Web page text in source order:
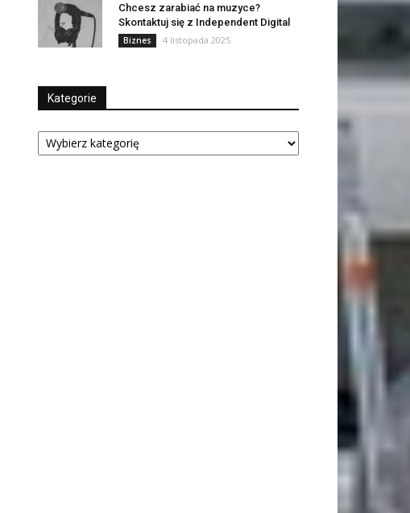
Chcesz zarabiać na muzyce?
Skontaktuj się z Independent Digital
Biznes 4 listopada 2025
Kategorie
Kategorie